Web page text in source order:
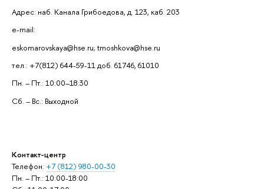
Адрес: наб. Канала Грибоедова, д. 123, каб. 203
e-mail:
eskomarovskaya@hse.ru; tmoshkova@hse.ru
тел.: +7(812) 644-59-11 доб. 61746, 61010
Пн. – Пт.: 10:00–18:30
Сб. – Вс.: Выходной
Контакт-центр
Телефон: +7 (812) 980-00-30
Пн. – Пт.: 10:00-18:00